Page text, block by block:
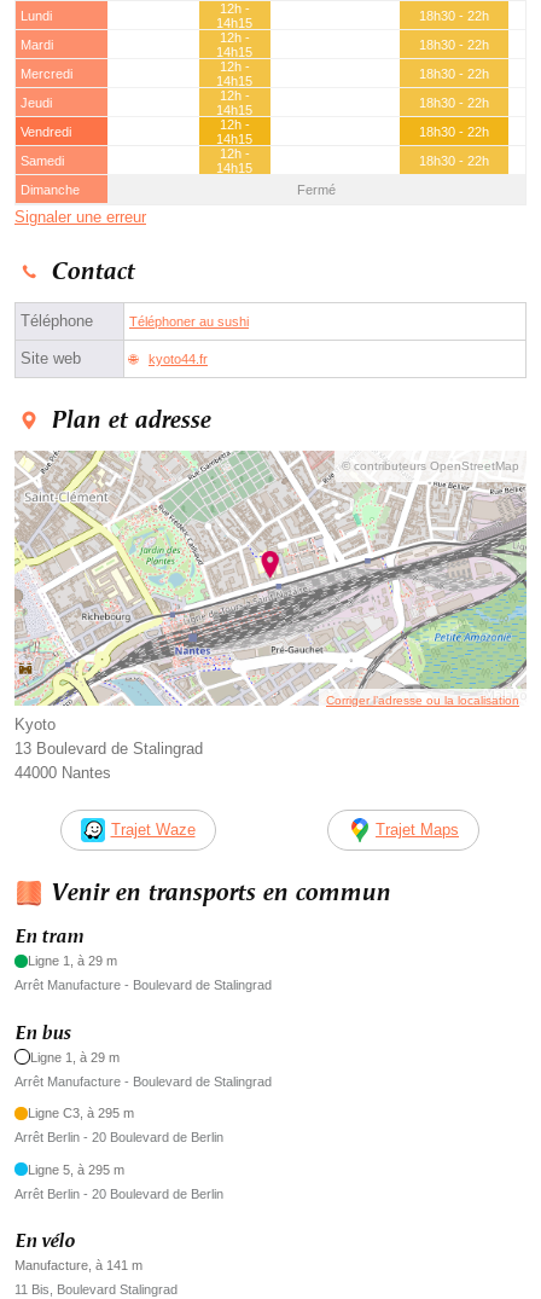
Lundi
12h -
14h15
18h30 - 22h
Mardi
12h -
14h15
18h30 - 22h
Mercredi
12h -
14h15
18h30 - 22h
Jeudi
12h -
14h15
18h30 - 22h
Vendredi
12h -
14h15
18h30 - 22h
Samedi
12h -
14h15
18h30 - 22h
Dimanche
Fermé
Signaler une erreur
Contact
Téléphone Téléphoner au sushi
Site web kyoto44.fr
Plan et adresse
© contributeurs OpenStreetMap
Corriger l’adresse ou la localisation
Kyoto
13 Boulevard de Stalingrad
44000 Nantes
Trajet Waze Trajet Maps
Venir en transports en commun
En tram
Ligne 1, à 29 m
Arrêt Manufacture - Boulevard de Stalingrad
En bus
Ligne 1, à 29 m
Arrêt Manufacture - Boulevard de Stalingrad
Ligne C3, à 295 m
Arrêt Berlin - 20 Boulevard de Berlin
Ligne 5, à 295 m
Arrêt Berlin - 20 Boulevard de Berlin
En vélo
Manufacture, à 141 m
11 Bis, Boulevard Stalingrad